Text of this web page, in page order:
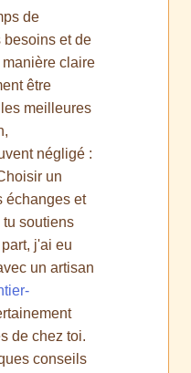
de
besoins et de
claire
être
meilleures
négligé :
un
échanges et
tu soutiens
j'ai eu
un artisan
de chez toi.
conseils